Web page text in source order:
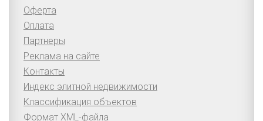
Оферта
Оплата
Партнеры
Реклама на сайте
Контакты
Индекс элитной недвижимости
Классификация объектов
Формат XML-файла